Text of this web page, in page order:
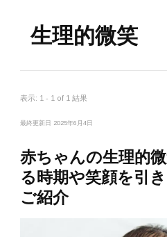
生理的微笑
表示: 1 - 1 of 1 結果
最終更新日 2025年6月4日
赤ちゃんの生理的
る時期や笑顔を引
ご紹介